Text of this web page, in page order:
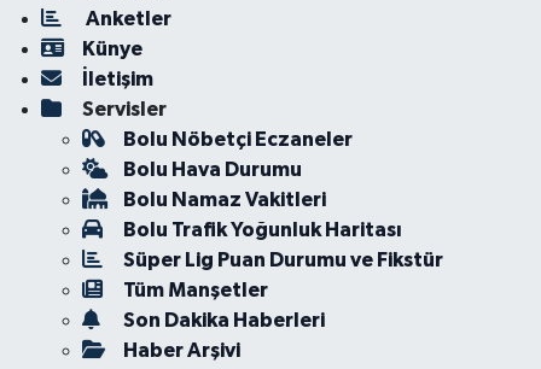
Anketler
Künye
İletişim
Servisler
Bolu Nöbetçi Eczaneler
Bolu Hava Durumu
Bolu Namaz Vakitleri
Bolu Trafik Yoğunluk Haritası
Süper Lig Puan Durumu ve Fikstür
Tüm Manşetler
Son Dakika Haberleri
Haber Arşivi